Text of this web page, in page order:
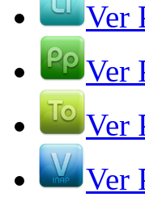
Ver
Ver
Ver
Ver